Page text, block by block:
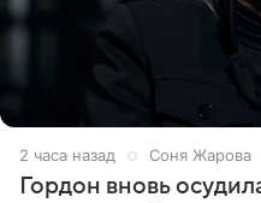
2 часа назад Соня Жарова
Гордон вновь